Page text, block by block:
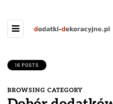
16 POSTS
BROWSING CATEGORY